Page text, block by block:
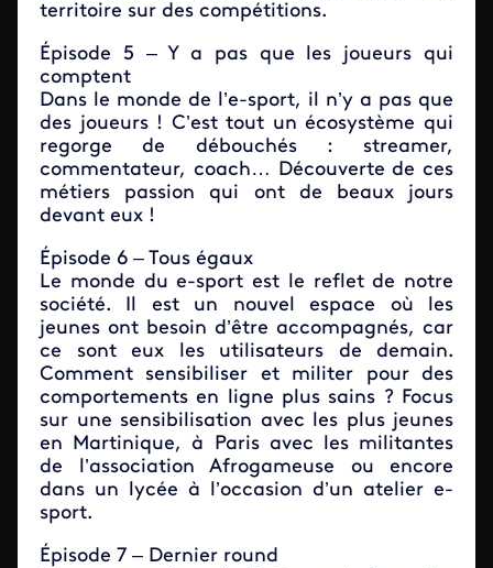
territoire sur des compétitions.
Épisode 5 – Y a pas que les joueurs qui
comptent
Dans le monde de l’e-sport, il n’y a pas que
des joueurs ! C’est tout un écosystème qui
regorge de débouchés : streamer,
commentateur, coach… Découverte de ces
métiers passion qui ont de beaux jours
devant eux !
Épisode 6 – Tous égaux
Le monde du e-sport est le reflet de notre
société. Il est un nouvel espace où les
jeunes ont besoin d’être accompagnés, car
ce sont eux les utilisateurs de demain.
Comment sensibiliser et militer pour des
comportements en ligne plus sains ? Focus
sur une sensibilisation avec les plus jeunes
en Martinique, à Paris avec les militantes
de l’association Afrogameuse ou encore
dans un lycée à l’occasion d’un atelier e-
sport.
Épisode 7 – Dernier round